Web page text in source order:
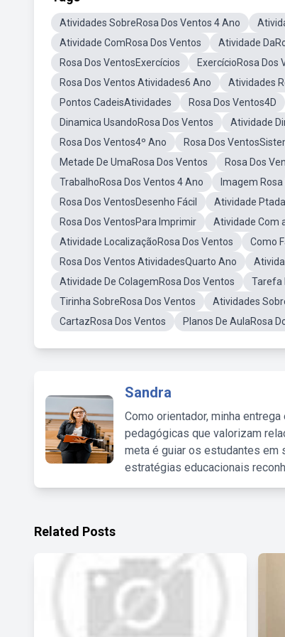
Atividades SobreRosa Dos Ventos 4 Ano
Atividade ComRosa Dos Ventos
Atividade
Rosa Dos VentosExercícios
ExercícioRosa Dos
Rosa Dos Ventos Atividades6 Ano
Atividades
Pontos CadeisAtividades
Rosa Dos Ventos4D
Dinamica UsandoRosa Dos Ventos
Atividade
Rosa Dos Ventos4º Ano
Rosa Dos
Metade De UmaRosa Dos Ventos
Rosa Dos
TrabalhoRosa Dos Ventos 4 Ano
Imagem
Rosa Dos VentosDesenho Fácil
Atividade
Rosa Dos VentosPara Imprimir
Atividade Com
Atividade LocalizaçãoRosa Dos Ventos
Como
Rosa Dos Ventos AtividadesQuarto Ano
Atividade De ColagemRosa Dos Ventos
Tarefa
Tirinha SobreRosa Dos Ventos
Atividades
CartazRosa Dos Ventos
Planos De AulaRosa
Sandra
Como orientador, minha
pedagógicas que valorizam
meta é guiar os estudantes em
estratégias educacionais
Related Posts